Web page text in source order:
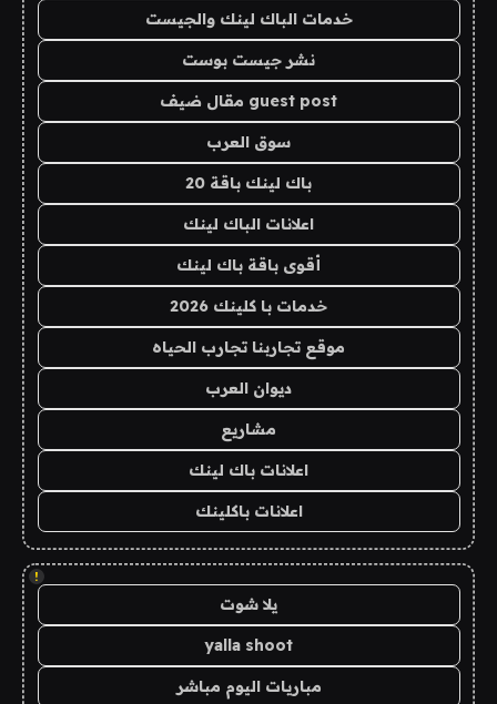
خدمات الباك لينك والجيست
نشر جيست بوست
guest post مقال ضيف
سوق العرب
باك لينك باقة 20
اعلانات الباك لينك
أقوى باقة باك لينك
خدمات با كلينك 2026
موقع تجاربنا تجارب الحياه
ديوان العرب
مشاريع
اعلانات باك لينك
اعلانات باكلينك
!
يلا شوت
yalla shoot
مباريات اليوم مباشر